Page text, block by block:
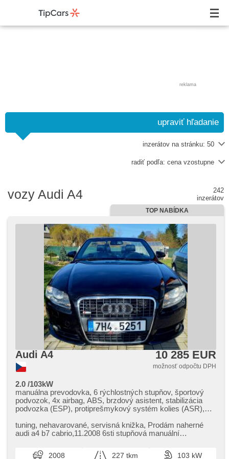
reklama
upraviť hľadanie
inzerátov na stránku: 50
radiť podľa: cena vzostupne
vozy Audi A4
242
inzerátov
TOP NABÍDKA
Audi A4 10 285 EUR
možnosť odpočtu DPH
2.0 /103kW
manuálna prevodovka, 6 rýchlostných stupňov, športový
podvozok, 4x airbag, ABS, brzdový asistent, stabilizácia
podvozka (ESP), protiprešmykový systém kolies (ASR),
klimatizácia, xenónové svetlomety, bi-xenonové svetlomety,
denné svietenie, hliníkové kolesá, spĺňa 'EURO IV', palubný
stieračov, nastaviteľný volant, multifunkčný volant,
tuning,​ nehavarované,​ servisná knižka,​ Prodám naherné
audi a4 b7 cabrio,​11.2008 6sti stupňová manuální
2008 227 tkm
103 kW